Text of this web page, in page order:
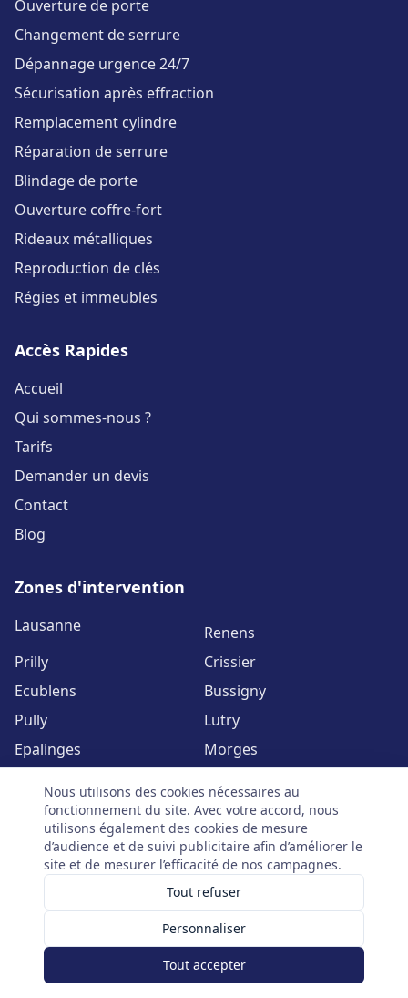
Ouverture de porte
Changement de serrure
Dépannage urgence 24/7
Sécurisation après effraction
Remplacement cylindre
Réparation de serrure
Blindage de porte
Ouverture coffre-fort
Rideaux métalliques
Reproduction de clés
Régies et immeubles
Accès Rapides
Accueil
Qui sommes-nous ?
Tarifs
Demander un devis
Contact
Blog
Zones d'intervention
Lausanne
Renens
Prilly
Crissier
Ecublens
Bussigny
Pully
Lutry
Epalinges
Morges
Vevey
Yverdon
Voir toutes les zones
Serrurier Vaud. Tous droits réservés. | Avenue du Mont-
Politique de confidentialité
Nous utilisons des cookies nécessaires au
fonctionnement du site. Avec votre accord, nous
utilisons également des cookies de mesure
d’audience et de suivi publicitaire afin d’améliorer le
site et de mesurer l’efficacité de nos campagnes.
Tout refuser
Personnaliser
Tout accepter